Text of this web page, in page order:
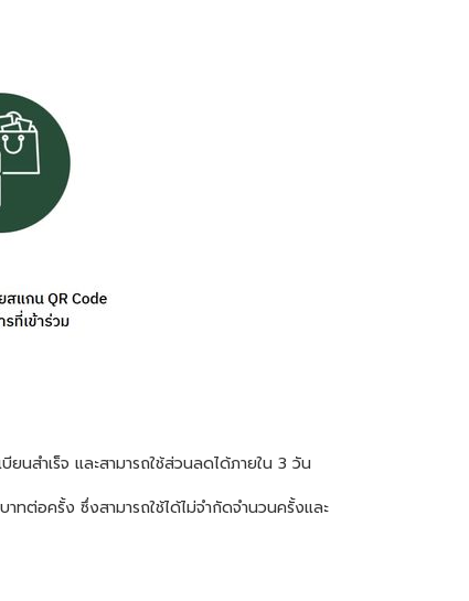
นสำเร็จ และสามารถใช้ส่วนลดได้ภายใน 3 วัน
ต่อครั้ง ซึ่งสามารถใช้ได้ไม่จำกัดจำนวนครั้งและ